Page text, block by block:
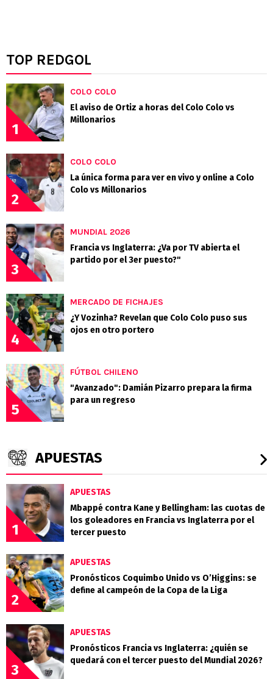
TOP REDGOL
1
COLO COLO
El aviso de Ortiz a horas del Colo Colo vs
Millonarios
2
COLO COLO
La única forma para ver en vivo y online a Colo
Colo vs Millonarios
3
MUNDIAL 2026
Francia vs Inglaterra: ¿Va por TV abierta el
partido por el 3er puesto?"
4
MERCADO DE FICHAJES
¿Y Vozinha? Revelan que Colo Colo puso sus
ojos en otro portero
5
FÚTBOL CHILENO
"Avanzado": Damián Pizarro prepara la firma
para un regreso
APUESTAS
1
APUESTAS
Mbappé contra Kane y Bellingham: las cuotas de
los goleadores en Francia vs Inglaterra por el
tercer puesto
2
APUESTAS
Pronósticos Coquimbo Unido vs O’Higgins: se
define al campeón de la Copa de la Liga
3
APUESTAS
Pronósticos Francia vs Inglaterra: ¿quién se
quedará con el tercer puesto del Mundial 2026?